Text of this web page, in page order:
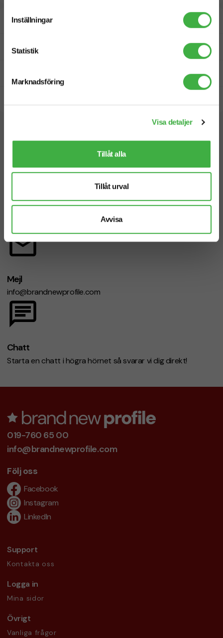
Inställningar
Statistik
Marknadsföring
Visa detaljer
Tillåt alla
Tillåt urval
Avvisa
Designskiss inom 1 h
Fri offert
Telefon: 019-760 65 00
Mejl
info@brandnewprofile.com
Chatt
Starta en chatt i högra hörnet så svarar vi dig direkt!
019-760 65 00
info@brandnewprofile.com
Följ oss
Facebook
Instagram
LinkedIn
Support
Kontakta oss
Logga in
Mina sidor
Övrigt
Vanliga frågor